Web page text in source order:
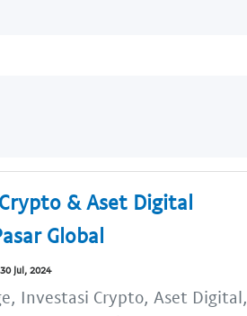
& Aset Digital
Global
Jul, 2024
Investasi Crypto, Aset Digital,